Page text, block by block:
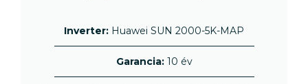
Inverter: Huawei SUN 2000-5K-MAP
Garancia:10 év